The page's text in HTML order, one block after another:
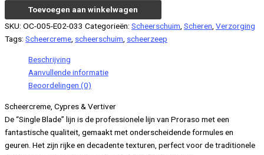
Proraso
Single
blade,
Scheercreme
Cypres
Vertiver,
aantal
Toevoegen aan winkelwagen
SKU: OC-005-E02-033 Categorieën: Scheerschuim Scheren Verzorging
Tags: Scheercreme scheerschuim scheerzeep
Beschrijving
Aanvullende informatie
Beoordelingen (0)
Scheercreme, Cypres & Vertiver
De “Single Blade” lijn is de professionele lijn van Proraso met een
fantastische qualiteit, gemaakt met onderscheidende formules en
geuren. Het zijn rijke en decadente texturen, perfect voor de traditionele